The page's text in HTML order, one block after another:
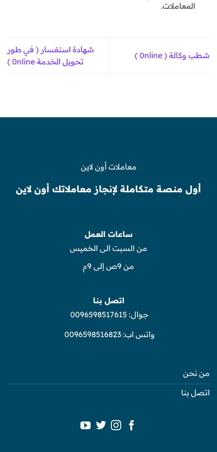
المعاملات.
شطب وكالة ( 0nline )
شهادة استفسار ( في طور
تحويل الخدمة 0nline )
معاملات أون لاين
أول منصة متكاملة لإنجاز معاملاتك أون لاين
ساعات العمل
من السبت الى الخميس
من 9ص إلى 9م
اتصل بنا
جوال: 0096598517615
واتس اب:0096598516823
من نحن
اتصل بنا